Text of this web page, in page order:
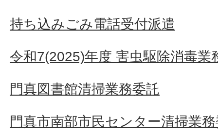
持ち込みごみ電話受付派遣
令和7(2025)年度 害虫駆除消毒業
門真図書館清掃業務委託
門真市南部市民センター清掃業